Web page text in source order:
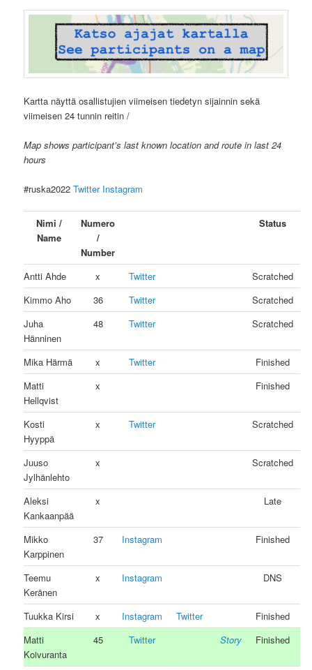
Kartta näyttä osallistujien viimeisen tiedetyn sijainnin sekä
viimeisen 24 tunnin reitin /
Map shows participant’s last known location and route in last 24
hours
#ruska2022Twitter Instagram
Nimi /
Name
Numero
/
Number
Status
Antti Ahde x Twitter
Scratched
Kimmo Aho
36 Twitter
Scratched
Juha
Hänninen
48 Twitter Scratched
Mika Härmä x Twitter
Finished
Matti
Hellqvist
x Finished
Kosti
Hyyppä
x Twitter Scratched
Juuso
Jylhänlehto
x Scratched
Aleksi
Kankaanpää
x Late
Mikko
Karppinen
37 Instagram Finished
Teemu
Keränen
x Instagram DNS
Tuukka Kirsi x Instagram Twitter
Finished
Matti
Koivuranta
45 Twitter Story Finished